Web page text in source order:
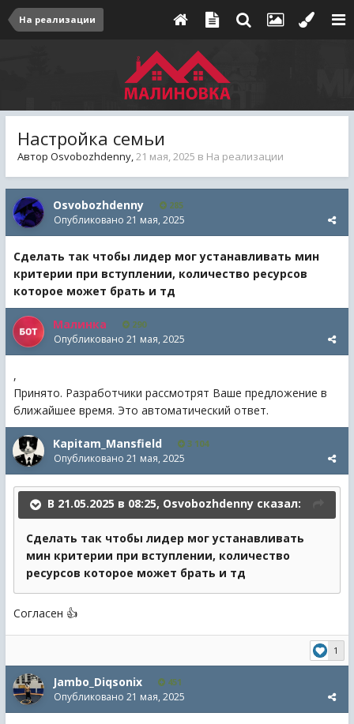
На реализации
Настройка семьи
Автор Osvobozhdenny,21 мая, 2025 в На реализации
Osvobozhdenny 285
Опубликовано 21 мая, 2025
Сделать так чтобы лидер мог устанавливать мин
критерии при вступлении, количество ресурсов
которое может брать и тд
Малинка 290
Опубликовано 21 мая, 2025
,
Принято. Разработчики рассмотрят Ваше предложение в
ближайшее время. Это автоматический ответ.
Kapitam_Mansfield 3 104
Опубликовано 21 мая, 2025
В 21.05.2025 в 08:25, Osvobozhdenny сказал:
Сделать так чтобы лидер мог устанавливать
мин критерии при вступлении, количество
ресурсов которое может брать и тд
Согласен 👍
1
Jambo_Diqsonix 451
Опубликовано 21 мая, 2025